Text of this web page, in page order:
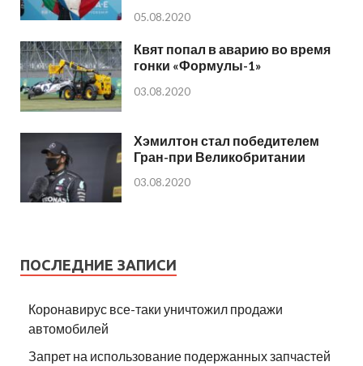
05.08.2020
Квят попал в аварию во время
гонки «Формулы-1»
03.08.2020
Хэмилтон стал победителем
Гран-при Великобритании
03.08.2020
ПОСЛЕДНИЕ ЗАПИСИ
Коронавирус все-таки уничтожил продажи
автомобилей
Запрет на использование подержанных запчастей